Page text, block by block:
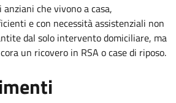
che vivono a casa,
e con necessità assistenziali non
dal solo intervento domiciliare, ma
un ricovero in RSA o case di riposo.